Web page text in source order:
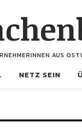
AUS
NETZ SEIN